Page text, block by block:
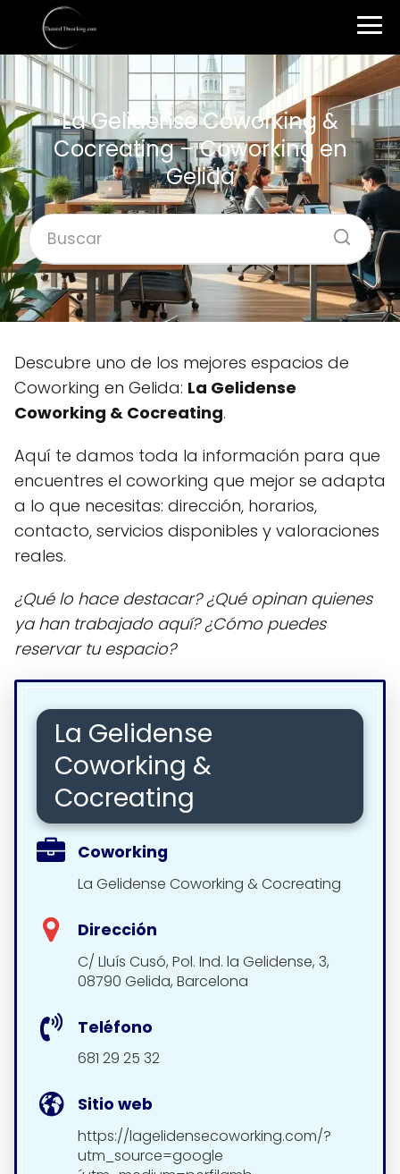
La Gelidense Coworking &
Cocreating – Coworking en
Gelida
Descubre uno de los mejores espacios de
Coworking en Gelida: La Gelidense
Coworking & Cocreating.
Aquí te damos toda la información para que
encuentres el coworking que mejor se adapta
a lo que necesitas: dirección, horarios,
contacto, servicios disponibles y valoraciones
reales.
¿Qué lo hace destacar? ¿Qué opinan quienes
ya han trabajado aquí? ¿Cómo puedes
reservar tu espacio?
La Gelidense
Coworking &
Cocreating
Coworking
La Gelidense Coworking & Cocreating
Dirección
C/ Lluís Cusó, Pol. Ind. la Gelidense, 3,
08790 Gelida, Barcelona
Teléfono
681 29 25 32
Sitio web
https://lagelidensecoworking.com/?
utm_source=google